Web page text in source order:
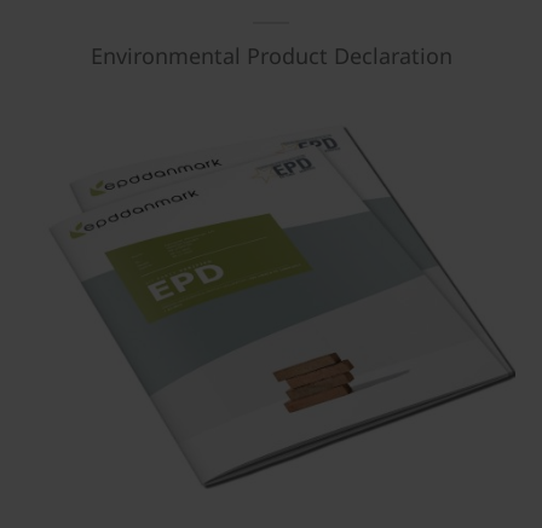
Environmental Product Declaration